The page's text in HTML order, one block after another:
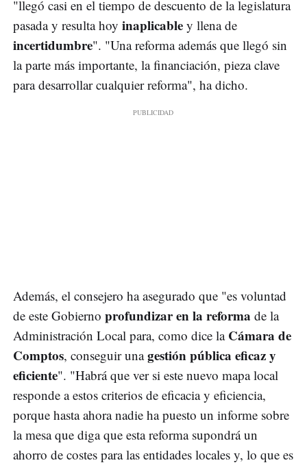
"llegó casi en el tiempo de descuento de la legislatura
pasada y resulta hoy inaplicable y llena de
incertidumbre". "Una reforma además que llegó sin
la parte más importante, la financiación, pieza clave
para desarrollar cualquier reforma", ha dicho.
Además, el consejero ha asegurado que "es voluntad
de este Gobierno profundizar en la reforma de la
Administración Local para, como dice la Cámara de
Comptos, conseguir unagestión pública eficaz y
eficiente". "Habrá que ver si este nuevo mapa local
responde a estos criterios de eficacia y eficiencia,
porque hasta ahora nadie ha puesto un informe sobre
la mesa que diga que esta reforma supondrá un
ahorro de costes para las entidades locales y, lo que es